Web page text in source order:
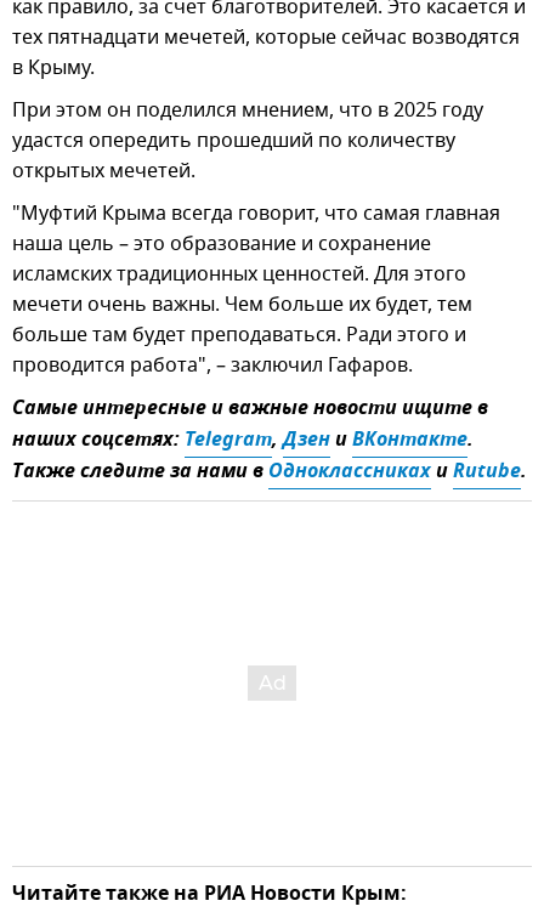
как правило, за счет благотворителей. Это касается и
тех пятнадцати мечетей, которые сейчас возводятся
в Крыму.
При этом он поделился мнением, что в 2025 году
удастся опередить прошедший по количеству
открытых мечетей.
"Муфтий Крыма всегда говорит, что самая главная
наша цель – это образование и сохранение
исламских традиционных ценностей. Для этого
мечети очень важны. Чем больше их будет, тем
больше там будет преподаваться. Ради этого и
проводится работа", – заключил Гафаров.
Самые интересные и важные новости ищите в
наших соцсетях:Telegram,ДзениВКонтакте.
Также следите за нами вОдноклассникахиRutube.
Читайте также на РИА Новости Крым: